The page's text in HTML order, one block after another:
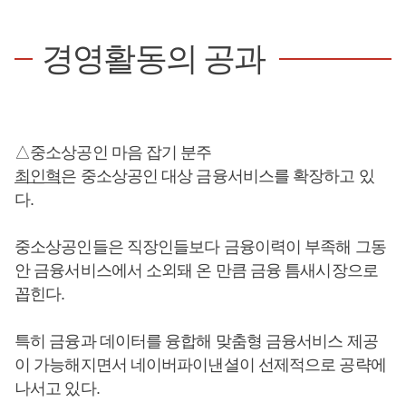
경영활동의 공과
△중소상공인 마음 잡기 분주
최인혁은 중소상공인 대상 금융서비스를 확장하고 있
다.
중소상공인들은 직장인들보다 금융이력이 부족해 그동
안 금융서비스에서 소외돼 온 만큼 금융 틈새시장으로
꼽힌다.
특히 금융과 데이터를 융합해 맞춤형 금융서비스 제공
이 가능해지면서 네이버파이낸셜이 선제적으로 공략에
나서고 있다.